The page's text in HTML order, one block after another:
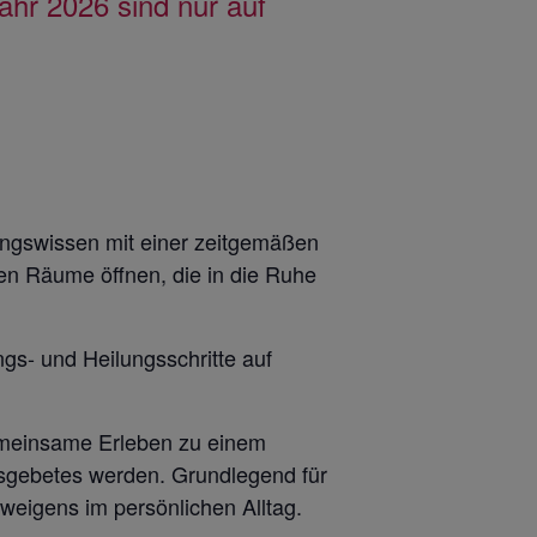
mit einer zeitgemäßen
Räume öffnen, die in die Ruhe
und Heilungsschritte auf
Erleben zu einem
werden. Grundlegend für
im persönlichen Alltag.